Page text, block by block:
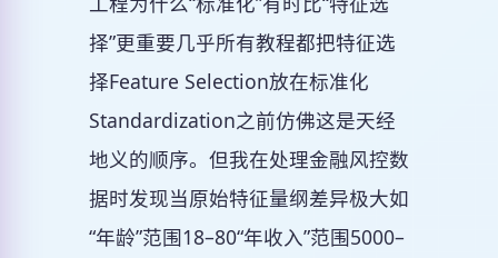
择”更重要几乎所有教程都把特征选
择Feature Selection放在标准化
Standardization之前仿佛这是天经
地义的顺序。但我在处理金融风控数
据时发现当原始特征量纲差异极大如
“年龄”范围18–80“年收入”范围5000–